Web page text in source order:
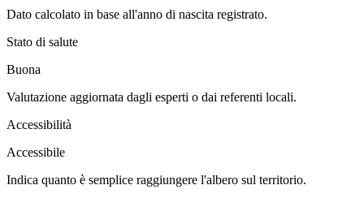
Dato calcolato in base all'anno di nascita registrato.
Stato di salute
Buona
Valutazione aggiornata dagli esperti o dai referenti locali.
Accessibilità
Accessibile
Indica quanto è semplice raggiungere l'albero sul territorio.